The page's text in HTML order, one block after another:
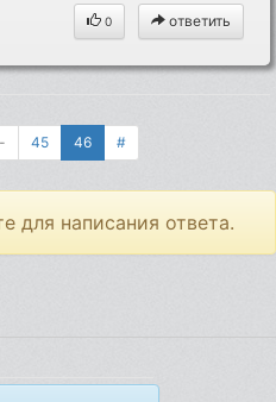
0 ответить
45 46 #
для написания ответа.